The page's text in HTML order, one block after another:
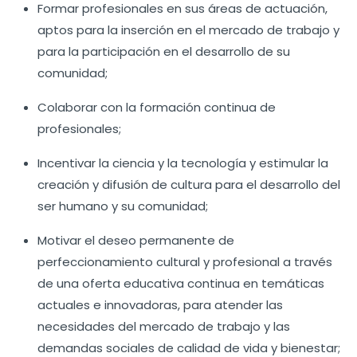
Formar profesionales en sus áreas de actuación,
aptos para la inserción en el mercado de trabajo y
para la participación en el desarrollo de su
comunidad;
Colaborar con la formación continua de
profesionales;
Incentivar la ciencia y la tecnología y estimular la
creación y difusión de cultura para el desarrollo del
ser humano y su comunidad;
Motivar el deseo permanente de
perfeccionamiento cultural y profesional a través
de una oferta educativa continua en temáticas
actuales e innovadoras, para atender las
necesidades del mercado de trabajo y las
demandas sociales de calidad de vida y bienestar;